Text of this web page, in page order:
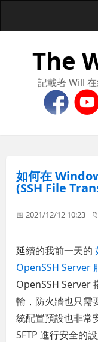
The
記載著 Will
如何在
(SSH File
📅 2021/12/12 10:23
延續的我前一天的
OpenSSH Server
OpenSSH Server
輸，防火牆也只需
統配置預設也非常
SFTP 進行安全的